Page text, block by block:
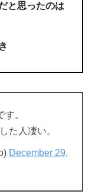
と思ったのは
。
た人凄い。
December 29,